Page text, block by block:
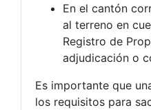
En el cantón
al terreno en
Registro de
adjudicación o
Es importante que
los requisitos para